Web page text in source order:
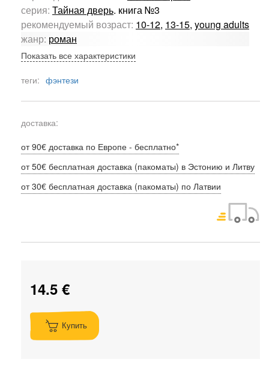
серия: Тайная дверь. книга №3
рекомендуемый возраст: 10-12, 13-15, young adults
жанр: роман
Показать все характеристики
теги: фэнтези
доставка:
от 90€ доставка по Европе - бесплатно*
от 50€ бесплатная доставка (пакоматы) в Эстонию и Литву
от 30€ бесплатная доставка (пакоматы) по Латвии
14.5 €
Купить